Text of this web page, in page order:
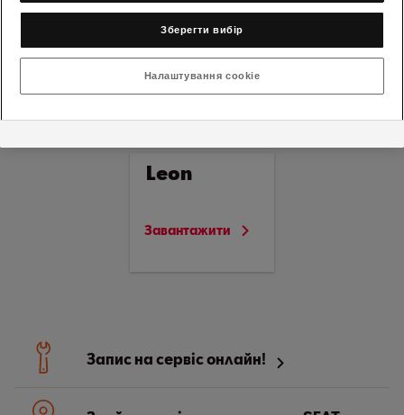
Посібник користувача
SEAT Leon
Leon
Завантажити
Запис на сервіс онлайн!
Зберегти вибір
Налаштування cookie